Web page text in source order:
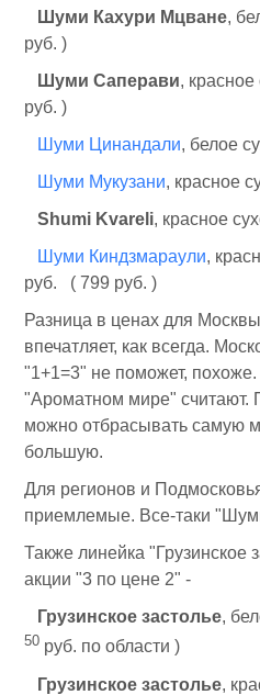
Шуми Кахури Мцване,
руб. )
Шуми Саперави,
руб. )
Шуми Цинандали, белое
Шуми Мукузани, красное
Shumi Kvareli, красное
Шуми Киндзмараули,
руб. ( 799 руб. )
Разница в ценах для
впечатляет, как всегда.
"1+1=3" не поможет,
"Ароматном мире" считают.
можно отбрасывать самую
большую.
Для регионов и
приемлемые. Все-таки
Также линейка "Грузинское
акции "3 по цене 2" -
Грузинское застолье,
50 руб. по области )
Грузинское застолье,